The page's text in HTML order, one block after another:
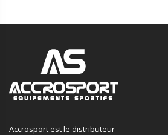
Accrosport est le distributeur